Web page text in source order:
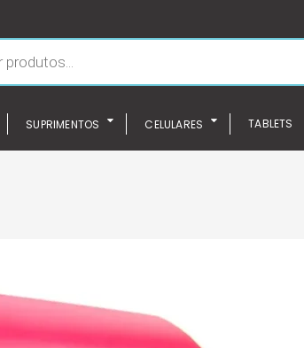
SUPRIMENTOS CELULARES TABLETS